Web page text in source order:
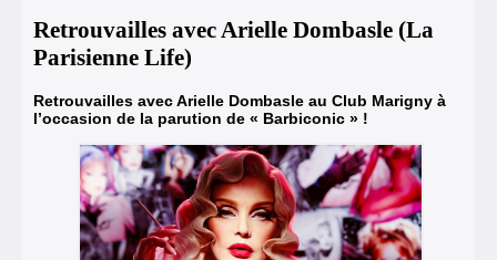
Retrouvailles avec Arielle Dombasle (La
Parisienne Life)
Retrouvailles avec Arielle Dombasle au Club Marigny à
l’occasion de la parution de « Barbiconic » !